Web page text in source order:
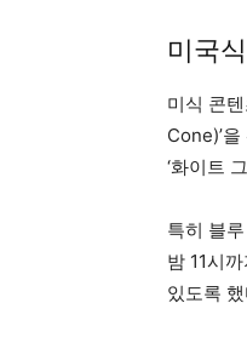
미국
미식 콘
Cone)’
‘화이트
특히 블
밤 11시
있도록